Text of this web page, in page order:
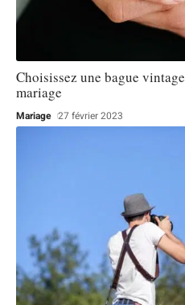
Choisissez une bague
mariage
Mariage 27 février 2023